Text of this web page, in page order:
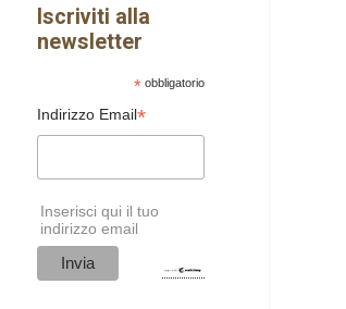
Iscriviti alla
newsletter
*obbligatorio
Indirizzo Email*
Inserisci qui il tuo
indirizzo email